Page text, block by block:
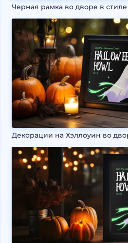
Черная рамка во дворе в
Декорации на Хэллоуин во